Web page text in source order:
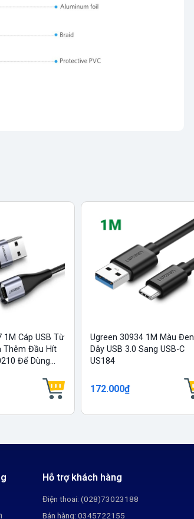
1M Cáp USB Từ
Thêm Đầu Hít
Để Dùng...
Ugreen 30934 1M Màu Đen
Dây USB 3.0 Sang USB-C
US184
172.000₫
Hỗ trợ khách hàng
Điện thoai: (028)73023188
Bán hàng: 0345722155